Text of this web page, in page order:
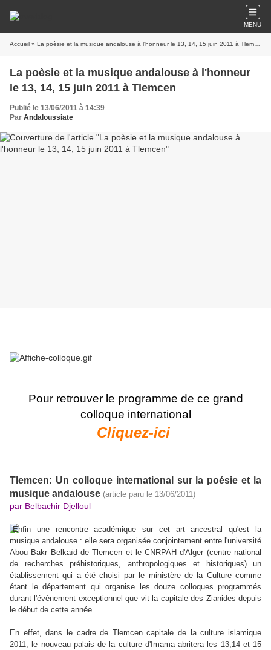
MENU
Accueil » La poèsie et la musique andalouse à l'honneur le 13, 14, 15 juin 2011 à Tlemcen
La poèsie et la musique andalouse à l'honneur
le 13, 14, 15 juin 2011 à Tlemcen
Publié le 13/06/2011 à 14:39
Par Andaloussiate
Pour retrouver le programme de ce grand
colloque international
Cliquez-ici
Tlemcen: Un colloque international sur la poésie et la
musique andalouse (article paru le 13/06/2011)
par Belbachir Djelloul
Enfin une rencontre académique sur cet art ancestral qu'est la
musique andalouse : elle sera organisée conjointement entre l'université
Abou Bakr Belkaïd de Tlemcen et le CNRPAH d'Alger (centre national
de recherches préhistoriques, anthropologiques et historiques) un
établissement qui a été choisi par le ministère de la Culture comme
étant le département qui organise les douze colloques programmés
durant l'évènement exceptionnel que vit la capitale des Zianides depuis
le début de cette année.
En effet, dans le cadre de Tlemcen capitale de la culture islamique
2011, le nouveau palais de la culture d'Imama abritera les 13,14 et 15